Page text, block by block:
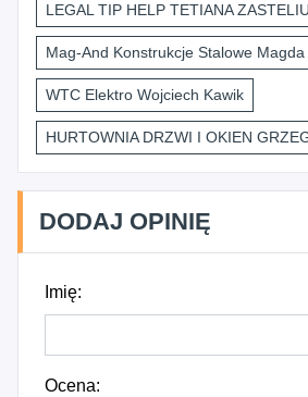
LEGAL TIP HELP TETIANA
Mag-And Konstrukcje Stalowe
WTC Elektro Wojciech Kawik
HURTOWNIA DRZWI I OKIEN
DODAJ OPINIĘ
Imię:
Ocena: